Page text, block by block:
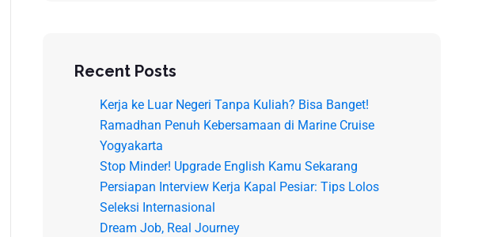
Recent Posts
Kerja ke Luar Negeri Tanpa Kuliah? Bisa Banget!
Ramadhan Penuh Kebersamaan di Marine Cruise
Yogyakarta
Stop Minder! Upgrade English Kamu Sekarang
Persiapan Interview Kerja Kapal Pesiar: Tips Lolos
Seleksi Internasional
Dream Job, Real Journey